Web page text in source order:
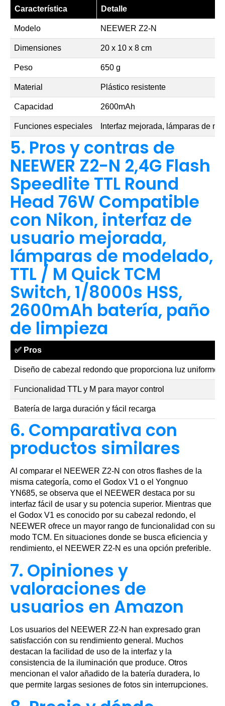
Característica Detalle
Modelo NEEWER Z2-N
Dimensiones 20 x 10 x 8 cm
Peso 650 g
Material Plástico resistente
Capacidad 2600mAh
Funciones especiales Interfaz mejorada, lámparas de
5. Pros y contras de
NEEWER Z2-N 2,4G Flash
Speedlite TTL Round
Head 76W Compatible
con Nikon, interfaz de
usuario mejorada,
lámparas de modelado,
TTL / M Quick TCM
Switch, 1/8000s HSS,
2600mAh batería, paño
de limpieza
✅ Pros
Diseño de cabezal redondo que proporciona luz uniforme
Funcionalidad TTL y M para mayor control
Batería de larga duración y fácil recarga
6. Comparativa con
productos similares
Al comparar el NEEWER Z2-N con otros flashes de la
misma categoría, como el Godox V1 o el Yongnuo
YN685, se observa que el NEEWER destaca por su
interfaz fácil de usar y su potencia superior. Mientras que
el Godox V1 es conocido por su cabezal redondo, el
NEEWER ofrece un mayor rango de funcionalidad con su
modo TCM. En situaciones donde se busca eficiencia y
rendimiento, el NEEWER Z2-N es una opción preferible.
7. Opiniones y
valoraciones de
usuarios en Amazon
Los usuarios del NEEWER Z2-N han expresado gran
satisfacción con su rendimiento general. Muchos
destacan la facilidad de uso de la interfaz y la
consistencia de la iluminación que produce. Otros
mencionan el valor añadido de la batería duradera, lo
que permite largas sesiones de fotos sin interrupciones.